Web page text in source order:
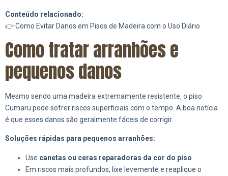
Conteúdo relacionado:
👉 Como Evitar Danos em Pisos de Madeira com o Uso Diário
Como tratar arranhões e
pequenos danos
Mesmo sendo uma madeira extremamente resistente, o piso
Cumaru pode sofrer riscos superficiais com o tempo. A boa notícia
é que esses danos são geralmente fáceis de corrigir.
Soluções rápidas para pequenos arranhões:
Use canetas ou ceras reparadoras da cor do piso
Em riscos mais profundos, lixe levemente e reaplique o